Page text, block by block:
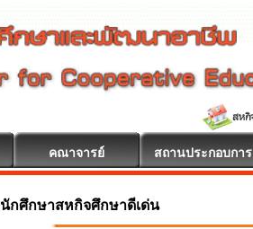
คณาจารย์ สถานประกอบการ
นักศึกษาสหกิจศึกษาดีเด่น